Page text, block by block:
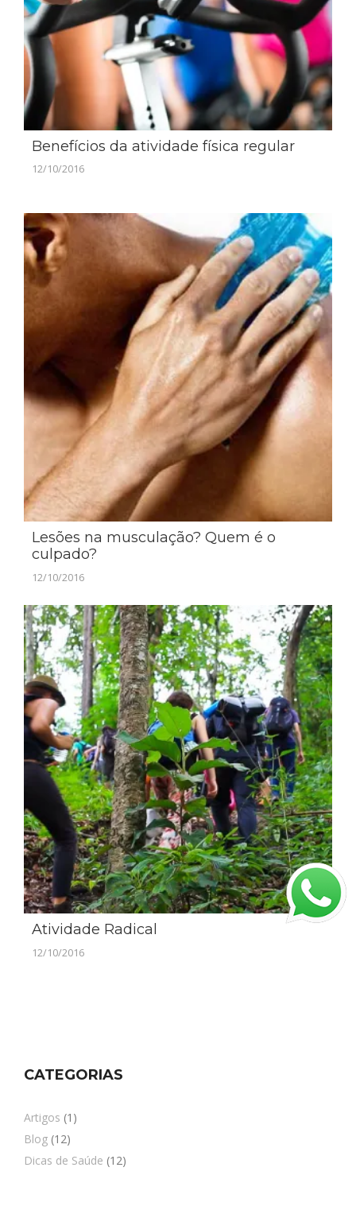
Benefícios da atividade física regular
12/10/2016
Lesões na musculação? Quem é o
culpado?
12/10/2016
Atividade Radical
12/10/2016
CATEGORIAS
Artigos (1)
Blog (12)
Dicas de Saúde (12)